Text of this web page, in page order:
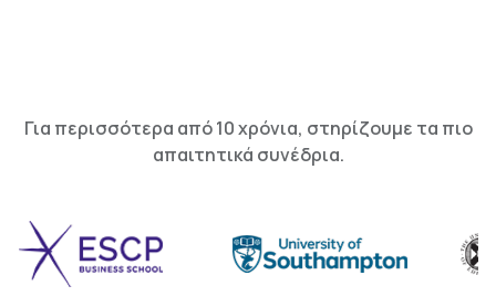
Για περισσότερα από 10 χρόνια, στηρίζουμε τα πιο
απαιτητικά συνέδρια.